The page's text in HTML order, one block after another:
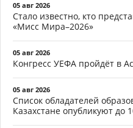
05 авг 2026
Стало известно, кто
«Мисс Мира–2026»
05 авг 2026
Конгресс УЕФА пройдёт в
05 авг 2026
Список обладателей
Казахстане опубликуют до